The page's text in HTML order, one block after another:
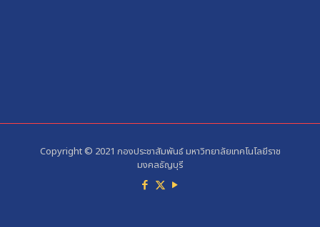
Copyright © 2021 กองประชาสัมพันธ์ มหาวิทยาลัยเทคโนโลยีราช
มงคลธัญบุรี